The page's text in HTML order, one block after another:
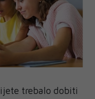
trebalo dobiti